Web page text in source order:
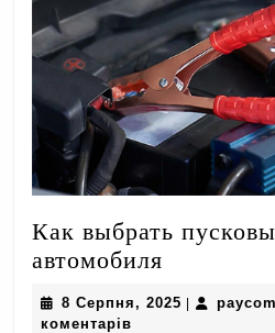
Как выбрать
автомобиля
пусковые
8 Серпня, 2025 8|
коментарів